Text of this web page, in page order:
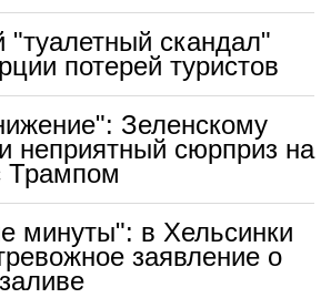
"туалетный скандал"
потерей туристов
Зеленскому
неприятный сюрприз на
Трампом
минуты": в Хельсинки
заявление о